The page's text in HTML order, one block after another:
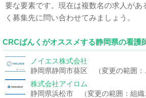
要な要素です。現在は複数名の求人があ
く募集先に問い合わせてみましょう。
CRCばんくがオススメする静岡県の看護
ノイエス株式会社
静岡県静岡市葵区 （変更の範囲：...
株式会社アイロム
静岡県浜松市 （変更の範囲：組織...